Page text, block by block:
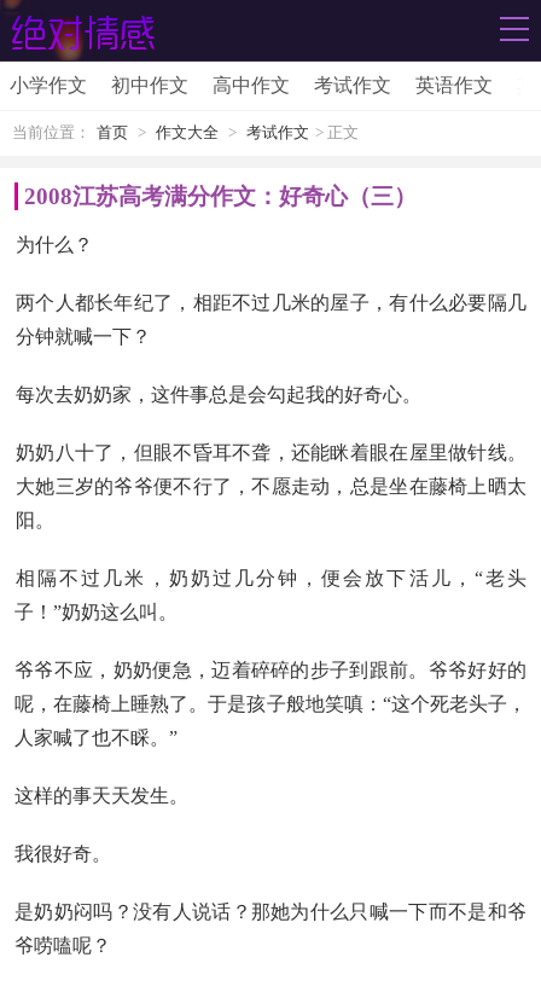
小学作文 初中作文 高中作文 考试作文 英语作文
当前位置： 首页 > 作文大全 > 考试作文 > 正文
2008江苏高考满分作文：好奇心（三）
为什么？
两个人都长年纪了，相距不过几米的屋子，有什么必要隔几
分钟就喊一下？
每次去奶奶家，这件事总是会勾起我的好奇心。
奶奶八十了，但眼不昏耳不聋，还能眯着眼在屋里做针线。
大她三岁的爷爷便不行了，不愿走动，总是坐在藤椅上晒太
阳。
相隔不过几米，奶奶过几分钟，便会放下活儿，“老头
子！”奶奶这么叫。
爷爷不应，奶奶便急，迈着碎碎的步子到跟前。爷爷好好的
呢，在藤椅上睡熟了。于是孩子般地笑嗔：“这个死老头子，
人家喊了也不睬。”
这样的事天天发生。
我很好奇。
是奶奶闷吗？没有人说话？那她为什么只喊一下而不是和爷
爷唠嗑呢？